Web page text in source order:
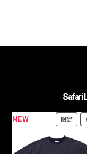
Safari
NEW 限定